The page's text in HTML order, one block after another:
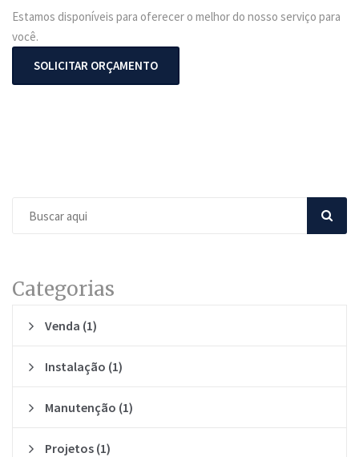
Estamos disponíveis para oferecer o melhor do nosso serviço para
você.
SOLICITAR ORÇAMENTO
Categorias
Venda (1)
Instalação (1)
Manutenção (1)
Projetos (1)